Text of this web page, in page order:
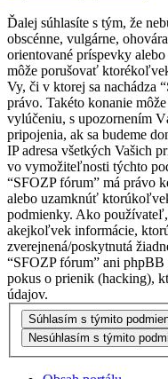
Ďalej súhlasíte s tým, že
obscénne, vulgárne,
orientované príspevky
môže porušovať
Vy, či v ktorej sa nachádza
právo. Takéto konanie
vylúčeniu, s upozornením
pripojenia, ak sa budeme
IP adresa všetkých Vašich
vo vymožiteľnosti týchto
“SFOZP fórum” má právo
alebo uzamknúť
podmienky. Ako
akejkoľvek informácie,
zverejnená/poskytnutá
“SFOZP fórum” ani
pokus o prienik (hacking),
údajov.